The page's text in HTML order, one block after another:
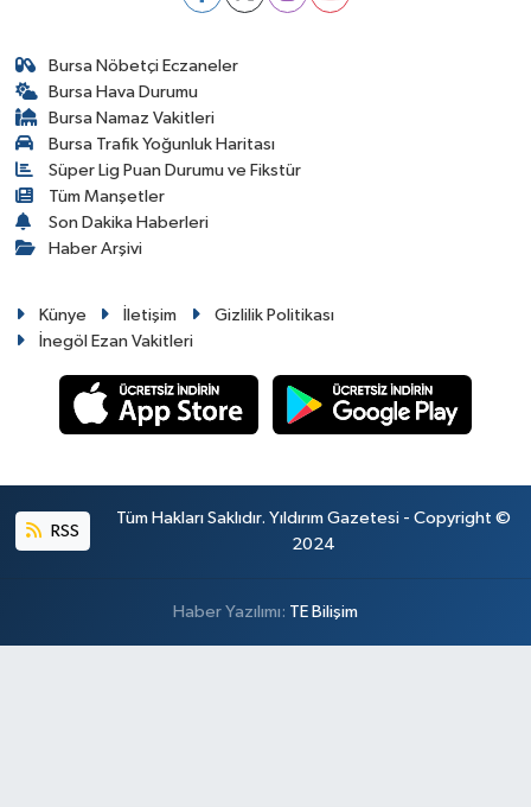
Bursa Nöbetçi Eczaneler
Bursa Hava Durumu
Bursa Namaz Vakitleri
Bursa Trafik Yoğunluk Haritası
Süper Lig Puan Durumu ve Fikstür
Tüm Manşetler
Son Dakika Haberleri
Haber Arşivi
Künye İletişim
Gizlilik Politikası
İnegöl Ezan Vakitleri
RSS
Tüm Hakları Saklıdır. Yıldırım Gazetesi - Copyright ©
2024
Haber Yazılımı: TE Bilişim